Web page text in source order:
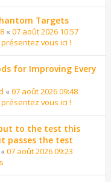
Targets
« 07 août 2026 10:57
vous ici !
for Improving Every
« 07 août 2026 09:48
vous ici !
put to the test this
passes the test
« 07 août 2026 09:23